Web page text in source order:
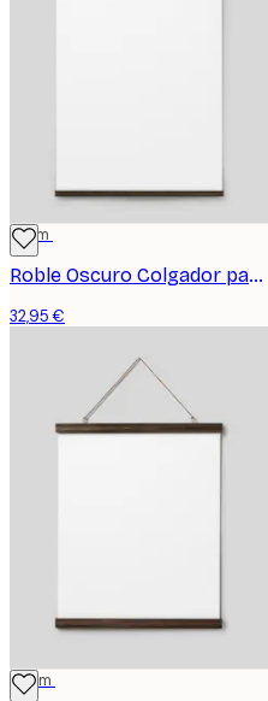
71 cm
Roble Oscuro Colgador para póster
32,95 €
41 cm